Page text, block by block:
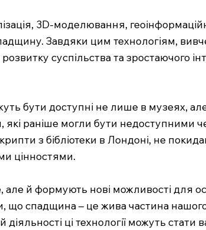
3D-моделювання,
Завдяки цим технологіям,
суспільства та зростаючого
бути доступні не лише в музеях,
які раніше могли бути недоступними
з бібліотеки в Лондоні, не
цінностями.
й формують нові можливості для
що спадщина – це жива частина
ці технології можуть стати